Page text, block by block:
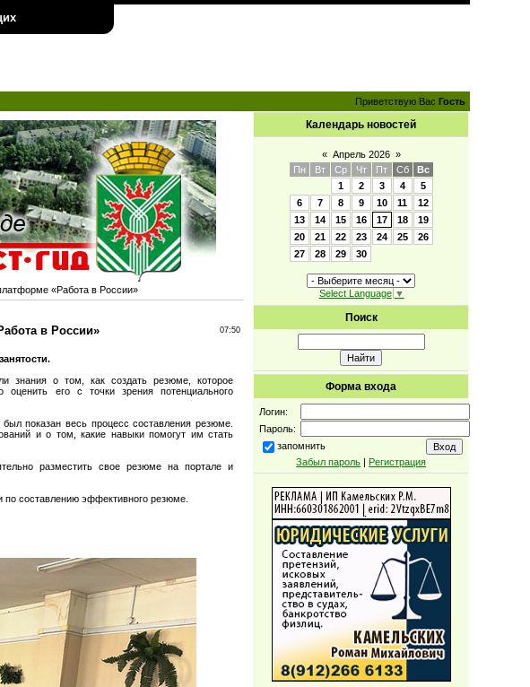
Приветствую Вас Гость
«Работа в России»
в России» 07:50
знания о том, как создать резюме, которое
его с точки зрения потенциального
показан весь процесс составления резюме.
и о том, какие навыки помогут им стать
разместить свое резюме на портале и
составлению эффективного резюме.
Календарь новостей
« Апрель 2026 »
Пн
Вт Ср Чт Пт Сб
Вс
1
2 3 4
5
6
7 8 9 10 11
12
13
14 15 16 17 18
19
20
21 22 23 24 25
26
27
28 29 30
Select Language ▼
Поиск
Форма входа
Логин:
Пароль:
запомнить
Забыл пароль | Регистрация